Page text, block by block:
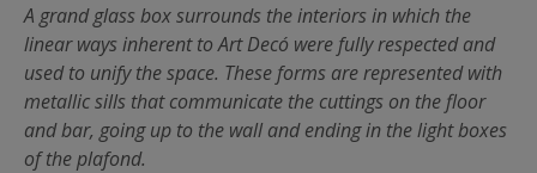
A grand glass box surrounds the interiors in which the
linear ways inherent to Art Decó were fully respected and
used to unify the space. These forms are represented with
metallic sills that communicate the cuttings on the floor
and bar, going up to the wall and ending in the light boxes
of the plafond.